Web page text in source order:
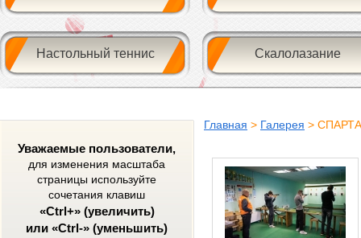
Настольный теннис Скалолазание
Уважаемые пользователи,
для изменения масштаба
страницы используйте
сочетания клавиш
«Ctrl+» (увеличить)
или «Ctrl-» (уменьшить)
Главная > Галерея >